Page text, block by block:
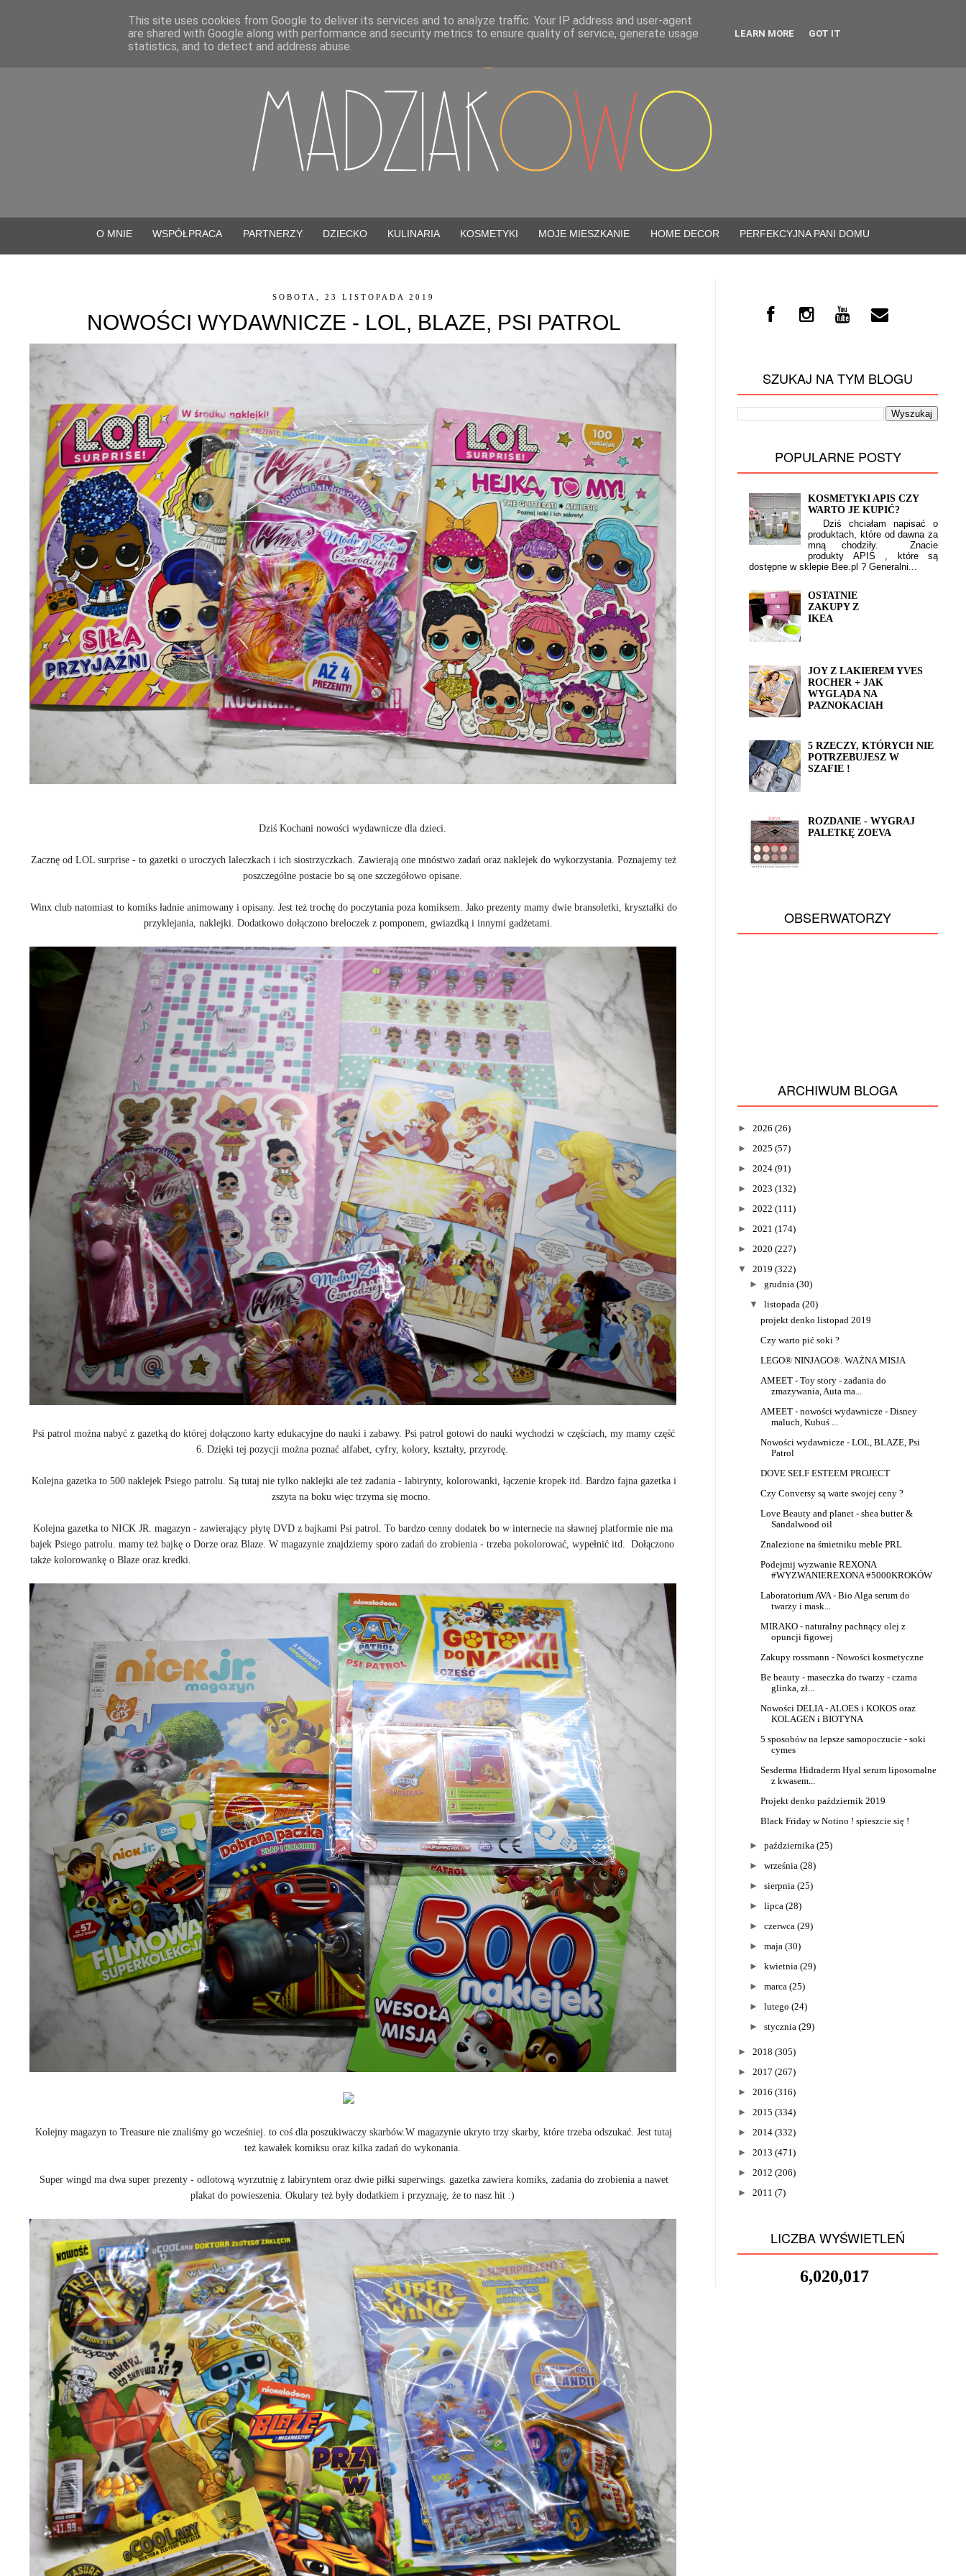
O MNIE WSPÓŁPRACA PARTNERZY DZIECKO KULINARIA KOSMETYKI MOJE MIESZKANIE HOME DECOR PERFEKCYJNA PANI DOMU
SOBOTA, 23 LISTOPADA 2019
NOWOŚCI WYDAWNICZE - LOL, BLAZE, PSI PATROL
Dziś Kochani nowości wydawnicze dla dzieci.
Zacznę od LOL surprise - to gazetki o uroczych laleczkach i ich siostrzyczkach. Zawierają one mnóstwo zadań oraz naklejek do wykorzystania. Poznajemy też
poszczególne postacie bo są one szczegółowo opisane.
Winx club natomiast to komiks ładnie animowany i opisany. Jest też trochę do poczytania poza komiksem. Jako prezenty mamy dwie bransoletki, kryształki do
przyklejania, naklejki. Dodatkowo dołączono breloczek z pomponem, gwiazdką i innymi gadżetami.
Psi patrol można nabyć z gazetką do której dołączono karty edukacyjne do nauki i zabawy. Psi patrol gotowi do nauki wychodzi w częściach, my mamy część
6. Dzięki tej pozycji można poznać alfabet, cyfry, kolory, kształty, przyrodę.
Kolejna gazetka to 500 naklejek Psiego patrolu. Są tutaj nie tylko naklejki ale też zadania - labirynty, kolorowanki, łączenie kropek itd. Bardzo fajna gazetka i
zszyta na boku więc trzyma się mocno.
Kolejna gazetka to NICK JR. magazyn - zawierający płytę DVD z bajkami Psi patrol. To bardzo cenny dodatek bo w internecie na sławnej platformie nie ma
bajek Psiego patrolu. mamy też bajkę o Dorze oraz Blaze. W magazynie znajdziemy sporo zadań do zrobienia - trzeba pokolorować, wypełnić itd. Dołączono
także kolorowankę o Blaze oraz kredki.
Kolejny magazyn to Treasure nie znaliśmy go wcześniej. to coś dla poszukiwaczy skarbów.W magazynie ukryto trzy skarby, które trzeba odszukać. Jest tutaj
też kawałek komiksu oraz kilka zadań do wykonania.
Super wingd ma dwa super prezenty - odlotową wyrzutnię z labiryntem oraz dwie piłki superwings. gazetka zawiera komiks, zadania do zrobienia a nawet
plakat do powieszenia. Okulary też były dodatkiem i przyznaję, że to nasz hit :)
SZUKAJ NA TYM BLOGU
POPULARNE POSTY
KOSMETYKI APIS CZY
WARTO JE KUPIĆ?
Dziś chciałam napisać o
produktach, które od dawna za
mną chodziły. Znacie
produkty APIS , które są
dostępne w sklepie Bee.pl ? Generalni...
OSTATNIE
ZAKUPY Z
IKEA
JOY Z LAKIEREM YVES
ROCHER + JAK
WYGLĄDA NA
PAZNOKACIAH
5 RZECZY, KTÓRYCH NIE
POTRZEBUJESZ W
SZAFIE !
ROZDANIE - WYGRAJ
PALETKĘ ZOEVA
OBSERWATORZY
ARCHIWUM BLOGA
► 2026 (26)
► 2025 (57)
► 2024 (91)
► 2023 (132)
► 2022 (111)
► 2021 (174)
► 2020 (227)
▼
2019 (322)
► grudnia (30)
▼
listopada (20)
projekt denko listopad 2019
Czy warto pić soki ?
LEGO® NINJAGO®. WAŻNA MISJA
AMEET - Toy story - zadania do
zmazywania, Auta ma...
AMEET - nowości wydawnicze - Disney
maluch, Kubuś ...
Nowości wydawnicze - LOL, BLAZE, Psi
Patrol
DOVE SELF ESTEEM PROJECT
Czy Conversy są warte swojej ceny ?
Love Beauty and planet - shea butter &
Sandalwood oil
Znalezione na śmietniku meble PRL
Podejmij wyzwanie REXONA
#WYZWANIEREXONA #5000KROKÓW
Laboratorium AVA - Bio Alga serum do
twarzy i mask...
MIRAKO - naturalny pachnący olej z
opuncji figowej
Zakupy rossmann - Nowości kosmetyczne
Be beauty - maseczka do twarzy - czarna
glinka, zł...
Nowości DELIA - ALOES i KOKOS oraz
KOLAGEN i BIOTYNA
5 sposobów na lepsze samopoczucie - soki
cymes
Sesderma Hidraderm Hyal serum liposomalne
z kwasem...
Projekt denko październik 2019
Black Friday w Notino ! spieszcie się !
► października (25)
► września (28)
► sierpnia (25)
► lipca (28)
► czerwca (29)
► maja (30)
► kwietnia (29)
► marca (25)
► lutego (24)
► stycznia (29)
► 2018 (305)
► 2017 (267)
► 2016 (316)
► 2015 (334)
► 2014 (332)
► 2013 (471)
► 2012 (206)
► 2011 (7)
LICZBA WYŚWIETLEŃ
6,020,017
This site uses cookies from Google to deliver its services and to analyze traffic. Your IP address and user-agent
are shared with Google along with performance and security metrics to ensure quality of service, generate usage
statistics, and to detect and address abuse.
LEARN MORE GOT IT